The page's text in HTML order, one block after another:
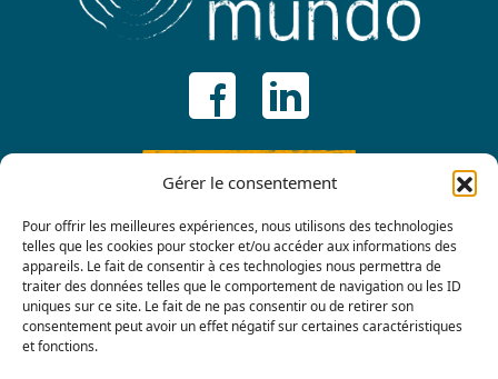
Gérer le consentement
Pour offrir les meilleures expériences, nous utilisons des technologies
telles que les cookies pour stocker et/ou accéder aux informations des
appareils. Le fait de consentir à ces technologies nous permettra de
traiter des données telles que le comportement de navigation ou les ID
uniques sur ce site. Le fait de ne pas consentir ou de retirer son
consentement peut avoir un effet négatif sur certaines caractéristiques
et fonctions.
ADHÉRER